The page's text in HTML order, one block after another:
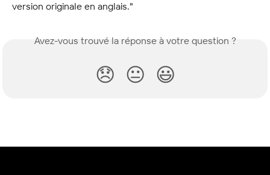
version originale en anglais."
Avez-vous trouvé la réponse à votre question ?
😞 😐 😃